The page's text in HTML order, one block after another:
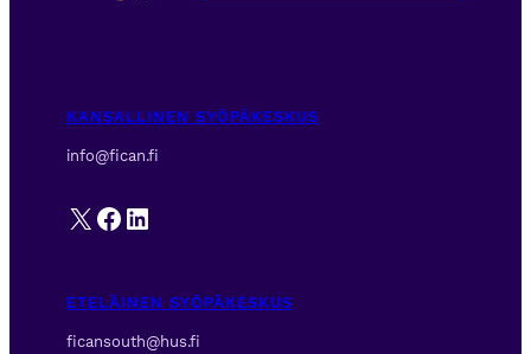
KANSALLINEN SYÖPÄKESKUS
info@fican.fi
X Facebook
LinkedIn
ETELÄINEN SYÖPÄKESKUS
ficansouth@hus.fi